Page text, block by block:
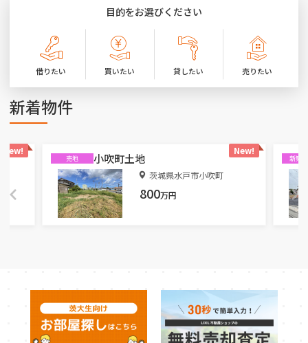
第32回ひたちなか祭り開催に伴う「勝田営業所」臨時休業のお知らせ
2026.7.17 夏季休暇のお知らせ
2026.5.7 当社が利用する外部システム（いえらぶ社）への不正アクセスによる個人情報流出の可能性について
目的をお選びください
借りたい 買いたい 貸したい 売りたい
新着物件
New! New!
売地 小吹町土地
茨城県水戸市小吹町
800万円
新築